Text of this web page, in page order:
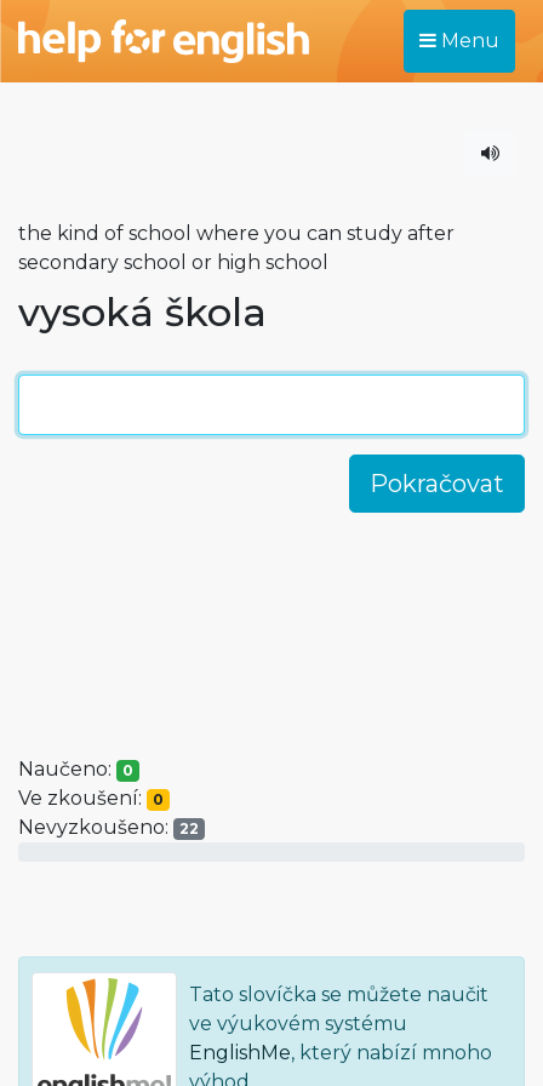
Menu
the kind of school where you can study after
secondary school or high school
vysoká škola
Naučeno: 0
Ve zkoušení: 0
Nevyzkoušeno: 22
Tato slovíčka se můžete naučit
ve výukovém systému
EnglishMe, který nabízí mnoho